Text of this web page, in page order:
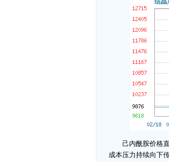
己内酰胺价格直
成本压力持续向下